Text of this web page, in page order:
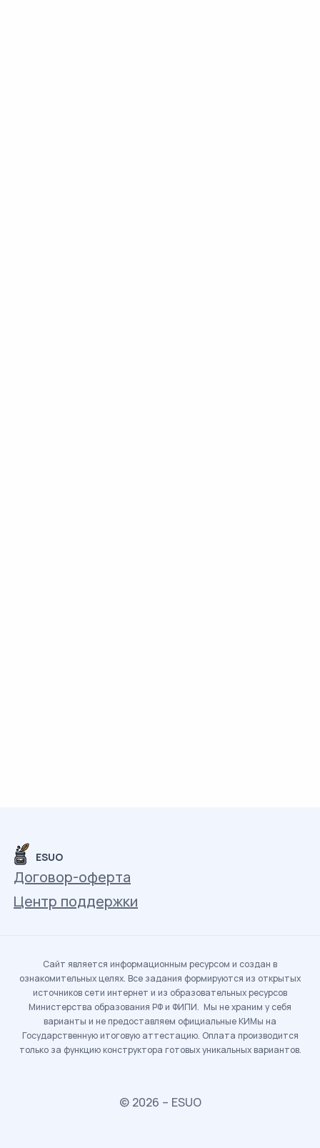
ESUO
Договор-оферта
Центр поддержки
Сайт является информационным ресурсом и создан в
ознакомительных целях. Все задания формируются из открытых
источников сети интернет и из образовательных ресурсов
Министерства образования РФ и ФИПИ. Мы не храним у себя
варианты и не предоставляем официальные КИМы на
Государственную итоговую аттестацию. Оплата производится
только за функцию конструктора готовых уникальных вариантов.
© 2026 – ESUO